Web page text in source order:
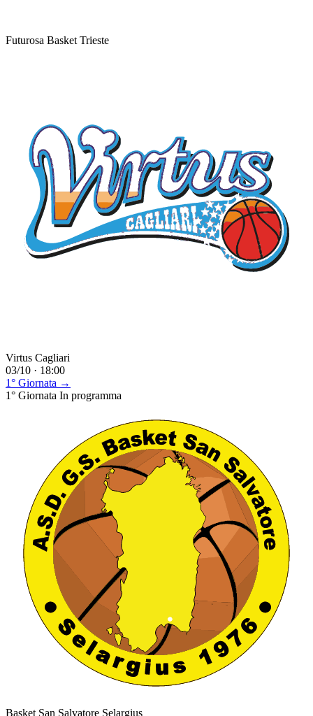
Futurosa Basket Trieste
Virtus Cagliari
03/10 · 18:00
1° Giornata →
1° Giornata In programma
Basket San Salvatore Selargius